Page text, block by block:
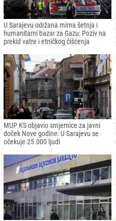
U Sarajevu održana mirna šetnja i
humanitarni bazar za Gazu: Poziv na
prekid vatre i etničkog čišćenja
MUP KS objavio smjernice za javni
doček Nove godine: U Sarajevu se
očekuje 25.000 ljudi